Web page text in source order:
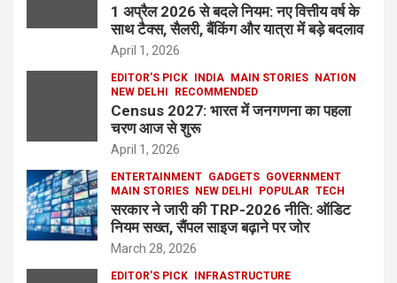
1 अप्रैल 2026 से बदले नियम: नए वित्तीय वर्ष के
साथ टैक्स, सैलरी, बैंकिंग और यात्रा में बड़े बदलाव
April 1, 2026
EDITOR'S PICK INDIA MAIN STORIES
NATION
NEW DELHI
RECOMMENDED
Census 2027: भारत में जनगणना का पहला
चरण आज से शुरू
April 1, 2026
ENTERTAINMENT GADGETS GOVERNMENT
MAIN STORIES
NEW DELHI POPULAR TECH
सरकार ने जारी की TRP-2026 नीति: ऑडिट
नियम सख्त, सैंपल साइज बढ़ाने पर जोर
March 28, 2026
EDITOR'S PICK
INFRASTRUCTURE